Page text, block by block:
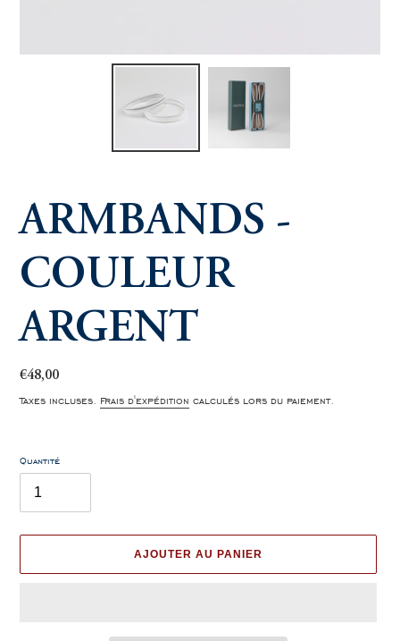
ARMBANDS -
COULEUR
ARGENT
Prix
normal
€48,00
Taxes incluses. Frais d'expédition calculés lors du paiement.
Quantité
AJOUTER AU PANIER